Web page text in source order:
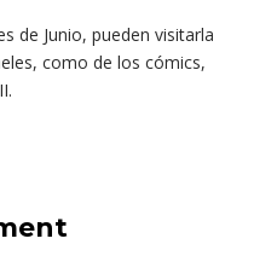
de Junio, pueden visitarla
como de los cómics,